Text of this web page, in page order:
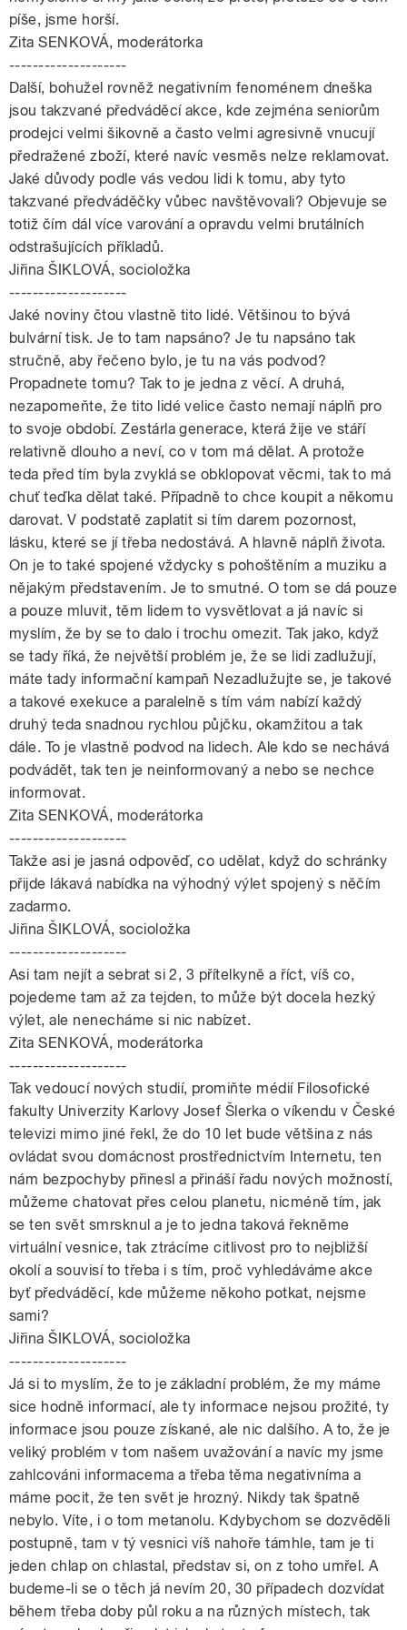
píše, jsme horší.
Zita SENKOVÁ, moderátorka
--------------------
Další, bohužel rovněž negativním fenoménem dneška
jsou takzvané předváděcí akce, kde zejména seniorům
prodejci velmi šikovně a často velmi agresivně vnucují
předražené zboží, které navíc vesměs nelze reklamovat.
Jaké důvody podle vás vedou lidi k tomu, aby tyto
takzvané předváděčky vůbec navštěvovali? Objevuje se
totiž čím dál více varování a opravdu velmi brutálních
odstrašujících příkladů.
Jiřina ŠIKLOVÁ, socioložka
--------------------
Jaké noviny čtou vlastně tito lidé. Většinou to bývá
bulvární tisk. Je to tam napsáno? Je tu napsáno tak
stručně, aby řečeno bylo, je tu na vás podvod?
Propadnete tomu? Tak to je jedna z věcí. A druhá,
nezapomeňte, že tito lidé velice často nemají náplň pro
to svoje období. Zestárla generace, která žije ve stáří
relativně dlouho a neví, co v tom má dělat. A protože
teda před tím byla zvyklá se obklopovat věcmi, tak to má
chuť teďka dělat také. Případně to chce koupit a někomu
darovat. V podstatě zaplatit si tím darem pozornost,
lásku, které se jí třeba nedostává. A hlavně náplň života.
On je to také spojené vždycky s pohoštěním a muziku a
nějakým představením. Je to smutné. O tom se dá pouze
a pouze mluvit, těm lidem to vysvětlovat a já navíc si
myslím, že by se to dalo i trochu omezit. Tak jako, když
se tady říká, že největší problém je, že se lidi zadlužují,
máte tady informační kampaň Nezadlužujte se, je takové
a takové exekuce a paralelně s tím vám nabízí každý
druhý teda snadnou rychlou půjčku, okamžitou a tak
dále. To je vlastně podvod na lidech. Ale kdo se nechává
podvádět, tak ten je neinformovaný a nebo se nechce
informovat.
Zita SENKOVÁ, moderátorka
--------------------
Takže asi je jasná odpověď, co udělat, když do schránky
přijde lákavá nabídka na výhodný výlet spojený s něčím
zadarmo.
Jiřina ŠIKLOVÁ, socioložka
--------------------
Asi tam nejít a sebrat si 2, 3 přítelkyně a říct, víš co,
pojedeme tam až za tejden, to může být docela hezký
výlet, ale nenecháme si nic nabízet.
Zita SENKOVÁ, moderátorka
--------------------
Tak vedoucí nových studií, promiňte médií Filosofické
fakulty Univerzity Karlovy Josef Šlerka o víkendu v České
televizi mimo jiné řekl, že do 10 let bude většina z nás
ovládat svou domácnost prostřednictvím Internetu, ten
nám bezpochyby přinesl a přináší řadu nových možností,
můžeme chatovat přes celou planetu, nicméně tím, jak
se ten svět smrsknul a je to jedna taková řekněme
virtuální vesnice, tak ztrácíme citlivost pro to nejbližší
okolí a souvisí to třeba i s tím, proč vyhledáváme akce
byť předváděcí, kde můžeme někoho potkat, nejsme
sami?
Jiřina ŠIKLOVÁ, socioložka
--------------------
Já si to myslím, že to je základní problém, že my máme
sice hodně informací, ale ty informace nejsou prožité, ty
informace jsou pouze získané, ale nic dalšího. A to, že je
veliký problém v tom našem uvažování a navíc my jsme
zahlcováni informacema a třeba těma negativníma a
máme pocit, že ten svět je hrozný. Nikdy tak špatně
nebylo. Víte, i o tom metanolu. Kdybychom se dozvěděli
postupně, tam v tý vesnici víš nahoře támhle, tam je ti
jeden chlap on chlastal, představ si, on z toho umřel. A
budeme-li se o těch já nevím 20, 30 případech dozvídat
během třeba doby půl roku a na různých místech, tak